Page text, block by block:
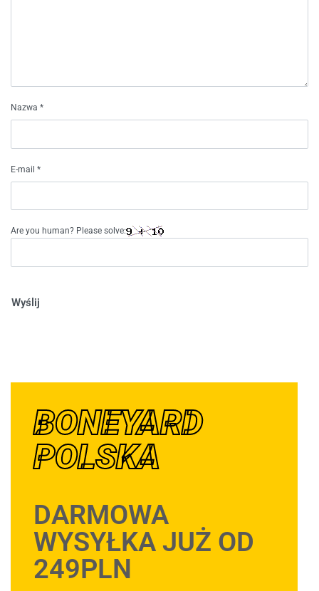
Nazwa *
E-mail *
Are you human? Please solve:
Wyślij
BONEYARD
POLSKA
DARMOWA
WYSYŁKA JUŻ OD
249PLN